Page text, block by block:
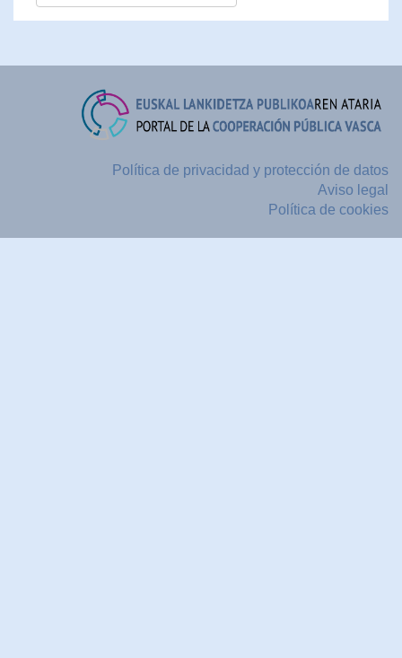
Política de privacidad y protección de datos
Aviso legal
Política de cookies